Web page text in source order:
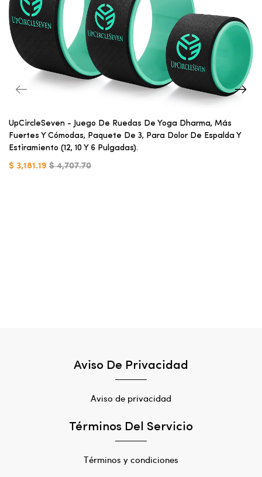
UpCircleSeven - Juego De Ruedas De Yoga Dharma, Más
Fuertes Y Cómodas, Paquete De 3, Para Dolor De Espalda Y
Estiramiento (12, 10 Y 6 Pulgadas).
$ 3,181.19 $ 4,707.70
Aviso De Privacidad
Aviso de privacidad
Términos Del Servicio
Términos y condiciones